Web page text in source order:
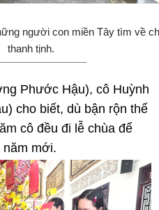
người con miền Tây tìm về
thanh tịnh.
Phước Hậu), cô Huỳnh
cho biết, dù bận rộn thế
cô đều đi lễ chùa để
năm mới.